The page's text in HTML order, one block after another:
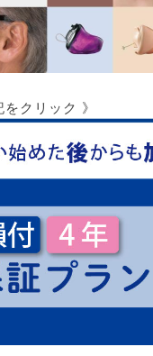
クリック 》